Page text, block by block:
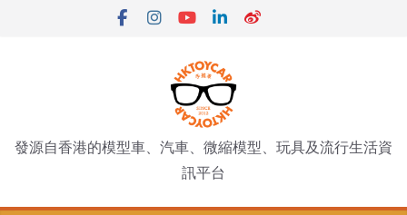
發源自香港的模型車、汽車、微縮模型、玩具及流行生活資
訊平台